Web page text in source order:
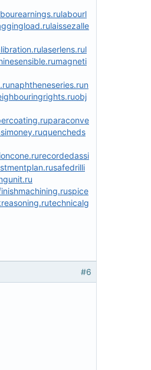
labourl
laissezalle
laserlens.rul
magneti
naphtheneseries.run
obj
paraconve
quencheds
recordedassi
safedrilli
spice
technicalg
#6